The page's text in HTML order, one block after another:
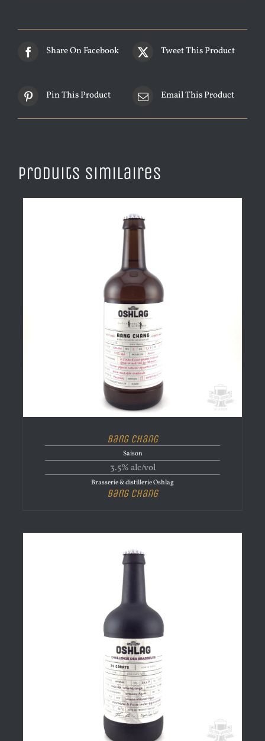
Share On Facebook Tweet This Product
Pin This Product Email This Product
Produits similaires
Bang Chang
Saison
3.5% alc/vol
Brasserie & distillerie Oshlag
Bang Chang